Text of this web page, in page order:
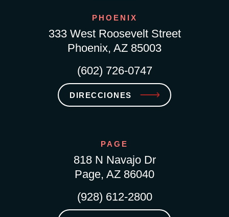
PHOENIX
333 West Roosevelt Street
Phoenix, AZ 85003
(602) 726-0747
DIRECCIONES
PAGE
818 N Navajo Dr
Page, AZ 86040
(928) 612-2800